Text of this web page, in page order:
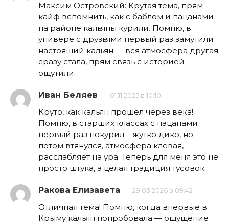
Максим Островский: Крутая тема, прям
кайф вспомнить, как с баблом и пацанами
на районе кальяны курили. Помню, в
универе с друзьями первый раз замутили
настоящий кальян — вся атмосфера другая
сразу стала, прям связь с историей
ощутили.
Иван Беляев 01.11.2025 в 10:10
Круто, как кальян прошёл через века!
Помню, в старших классах с пацанами
первый раз покурил – жутко дико, но
потом втянулся, атмосфера клёвая,
расслабляет на ура. Теперь для меня это не
просто штука, а целая традиция тусовок.
Ракова Елизавета 29.03.2026 в 09:42
Отличная тема! Помню, когда впервые в
Крыму кальян попробовала — ощущение